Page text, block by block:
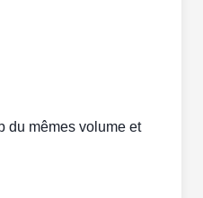
du mêmes volume et